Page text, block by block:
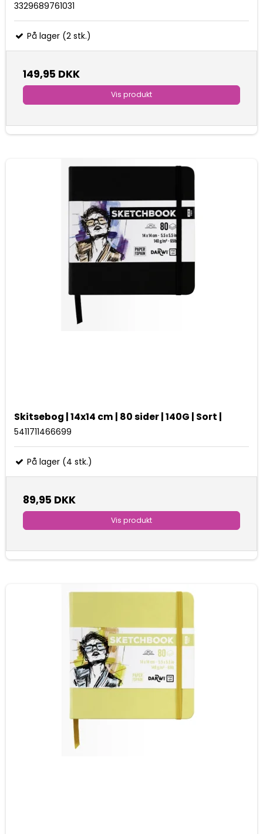
3329689761031
På lager (2 stk.)
149,95 DKK
Vis produkt
Skitsebog | 14x14 cm | 80 sider | 140G | Sort |
5411711466699
På lager (4 stk.)
89,95 DKK
Vis produkt